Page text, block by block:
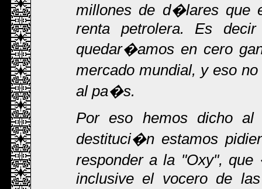
millones de d�lares que
renta petrolera. Es
quedar�amos en cero
mercado mundial, y eso
al pa�s.
Por eso hemos dicho
destituci�n estamos
responder a la "Oxy",
inclusive el vocero de